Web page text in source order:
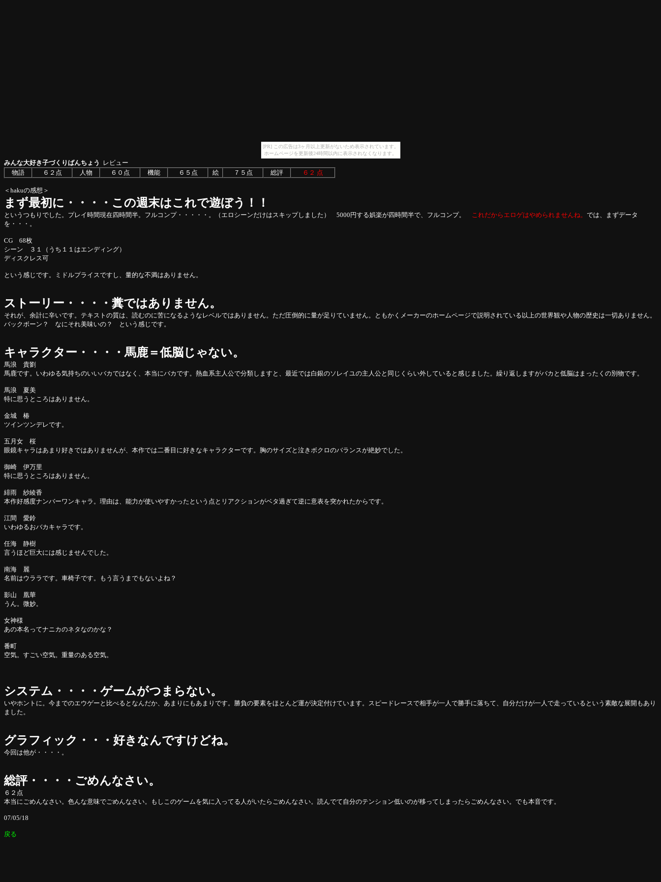
[PR] この広告は3ヶ月以上更新がないため表示されています。
ホームページを更新後24時間以内に表示されなくなります。
みんな大好き子づくりばんちょう
レビュー
物語
６２点 人物 ６０点 機能 ６５点 絵 ７５点 総評 ６２ 点
＜hakuの感想＞
まず最初に・・・・この週末はこれで遊ぼう！！
というつもりでした。プレイ時間現在四時間半。フルコンプ・・・・・。（エロシーンだけはスキップしました） 5000円する娯楽が四時間半で、フルコンプ。 これだからエロゲはやめられませんね。 では、まずデータ
を・・・。
CG 68枚
シーン ３１（うち１１はエンディング）
ディスクレス可
という感じです。ミドルプライスですし、量的な不満はありません。
ストーリー・・・・糞ではありません。
それが、余計に辛いです。テキストの質は、読むのに苦になるようなレベルではありません。ただ圧倒的に量が足りていません。ともかくメーカーのホームページで説明されている以上の世界観や人物の歴史は一切ありません。
バックボーン？ なにそれ美味いの？ という感じです。
キャラクター・・・・馬鹿＝低脳じゃない。
馬浪 貴劉
馬鹿です。いわゆる気持ちのいいバカではなく、本当にバカです。熱血系主人公で分類しますと、最近では白銀のソレイユの主人公と同じくらい外していると感じました。繰り返しますがバカと低脳はまったくの別物です。
馬浪 夏美
特に思うところはありません。
金城 椿
ツインツンデレです。
五月女 桜
眼鏡キャラはあまり好きではありませんが、本作では二番目に好きなキャラクターです。胸のサイズと泣きボクロのバランスが絶妙でした。
御崎 伊万里
特に思うところはありません。
緋雨 紗綾香
本作好感度ナンバーワンキャラ。理由は、能力が使いやすかったという点とリアクションがベタ過ぎて逆に意表を突かれたからです。
江間 愛鈴
いわゆるおバカキャラです。
任海 静樹
言うほど巨大には感じませんでした。
南海 麗
名前はウララです。車椅子です。もう言うまでもないよね？
影山 凰華
うん。微妙。
女神様
あの本名ってナニカのネタなのかな？
番町
空気。すごい空気。重量のある空気。
システム・・・・ゲームがつまらない。
いやホントに。今までのエウゲーと比べるとなんだか、あまりにもあまりです。勝負の要素をほとんど運が決定付けています。スピードレースで相手が一人で勝手に落ちて、自分だけが一人で走っているという素敵な展開もあり
ました。
グラフィック・・・好きなんですけどね。
今回は他が・・・・。
総評・・・・ごめんなさい。
６２点
本当にごめんなさい。色んな意味でごめんなさい。もしこのゲームを気に入ってる人がいたらごめんなさい。読んでて自分のテンション低いのが移ってしまったらごめんなさい。でも本音です。
07/05/18
戻る